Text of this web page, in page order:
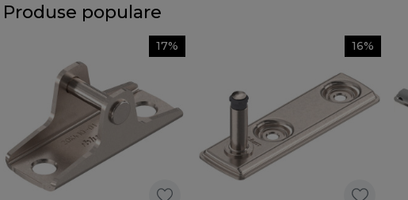
Produse populare
17% 16%